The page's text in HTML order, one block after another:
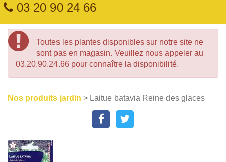
03 20 90 24 66
Toutes les plantes disponibles sur notre site ne
sont pas en magasin. Veuillez nous appeler au
03.20.90.24.66 pour connaître la disponibilité.
Nos produits jardin > Laitue batavia Reine des glaces